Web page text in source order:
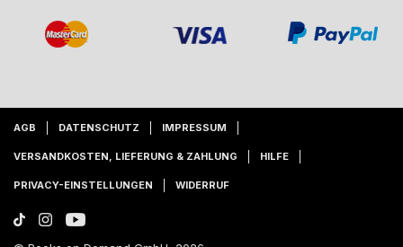
AGB DATENSCHUTZ IMPRESSUM
VERSANDKOSTEN, LIEFERUNG & ZAHLUNG HILFE
PRIVACY-EINSTELLUNGEN WIDERRUF